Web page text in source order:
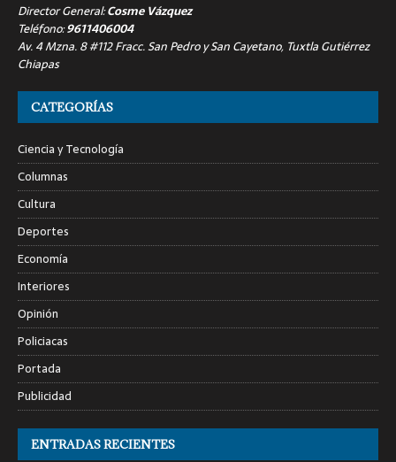
Director General:Cosme Vázquez
Teléfono:9611406004
Av. 4 Mzna. 8 #112 Fracc. San Pedro y San Cayetano, Tuxtla Gutiérrez
Chiapas
CATEGORÍAS
Ciencia y Tecnología
Columnas
Cultura
Deportes
Economía
Interiores
Opinión
Policiacas
Portada
Publicidad
ENTRADAS RECIENTES